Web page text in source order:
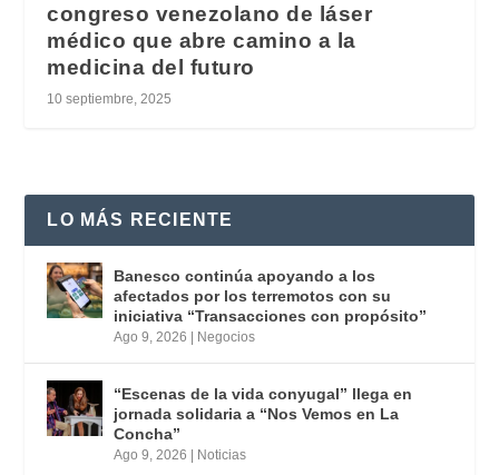
congreso venezolano de láser
médico que abre camino a la
medicina del futuro
10 septiembre, 2025
LO MÁS RECIENTE
Banesco continúa apoyando a los
afectados por los terremotos con su
iniciativa “Transacciones con propósito”
Ago 9, 2026 | Negocios
“Escenas de la vida conyugal” llega en
jornada solidaria a “Nos Vemos en La
Concha”
Ago 9, 2026 | Noticias